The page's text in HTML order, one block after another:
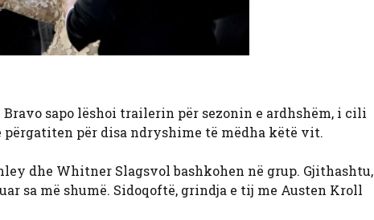
Bravo sapo lëshoi ​​trailerin për sezonin e ardhshëm, i cili
për disa ndryshime të mëdha këtë vit.
dhe Whitner Slagsvol bashkohen në grup. Gjithashtu,
sa më shumë. Sidoqoftë, grindja e tij me Austen Kroll